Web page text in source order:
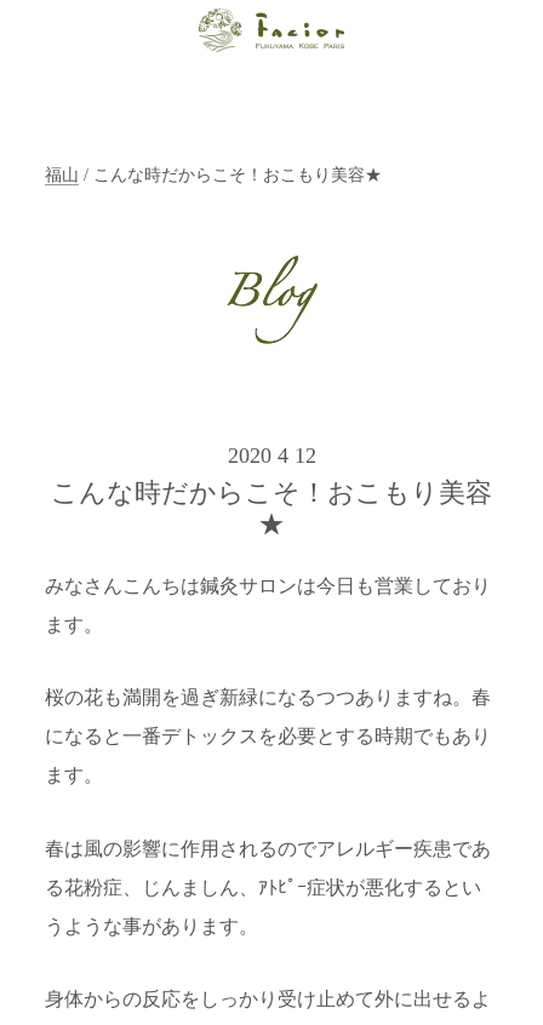
ン ファシオー
輝く美をトータ
ルでご提案しま
す。
福山 / こんな時だからこそ！おこもり美容★
2020 4 12
こんな時だからこそ！おこもり美容
★
みなさんこんちは鍼灸サロンは今日も営業しており
ます。
桜の花も満開を過ぎ新緑になるつつありますね。春
になると一番デトックスを必要とする時期でもあり
ます。
春は風の影響に作用されるのでアレルギー疾患であ
る花粉症、じんましん、ｱﾄﾋﾟｰ症状が悪化するとい
うような事があります。
身体からの反応をしっかり受け止めて外に出せるよ